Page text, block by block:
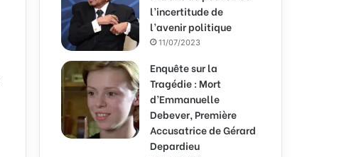
l’incertitude de
l’avenir politique
11/07/2023
Enquête sur la
Tragédie : Mort
d’Emmanuelle
Debever, Première
Accusatrice de Gérard
Depardieu